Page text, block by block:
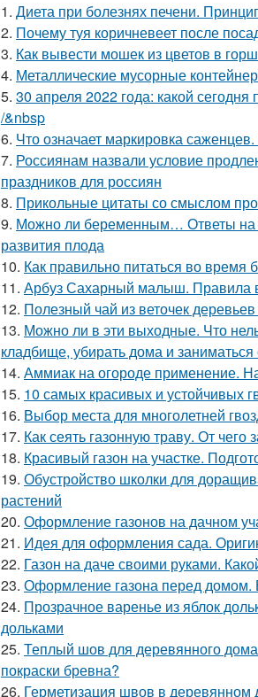
1. Диета при болезнях печени.
2. Почему туя коричневеет после
3. Как вывести мошек из цветов в
4. Металлические мусорные
5. 30 апреля 2022 года: какой
/&nbsp
6. Что означает маркировка
7. Россиянам назвали условие
праздников для россиян
8. Прикольные цитаты со смыслом
9. Можно ли беременным… Ответы на
развития плода
10. Как правильно питаться во
11. Арбуз Сахарный малыш. Правила
12. Полезный чай из веточек
13. Можно ли в эти выходные. Что
кладбище, убирать дома и
14. Аммиак на огороде применение.
15. 10 самых красивых и устойчивых
16. Выбор места для многолетней
17. Как сеять газонную траву. От чего
18. Красивый газон на участке.
19. Обустройство школки для
растений
20. Оформление газонов на дачном
21. Идея для оформления сада.
22. Газон на даче своими руками.
23. Оформление газона перед домом.
24. Прозрачное варенье из яблок
дольками
25. Теплый шов для деревянного
покраски бревна?
26. Герметизация швов в